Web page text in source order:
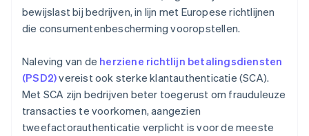
bewijslast bij bedrijven, in lijn met Europese richtlijnen
die consumentenbescherming vooropstellen.
Naleving van de herziene richtlijn betalingsdiensten
(PSD2)vereist ook sterke klantauthenticatie (SCA).
Met SCA zijn bedrijven beter toegerust om frauduleuze
transacties te voorkomen, aangezien
tweefactorauthenticatie verplicht is voor de meeste